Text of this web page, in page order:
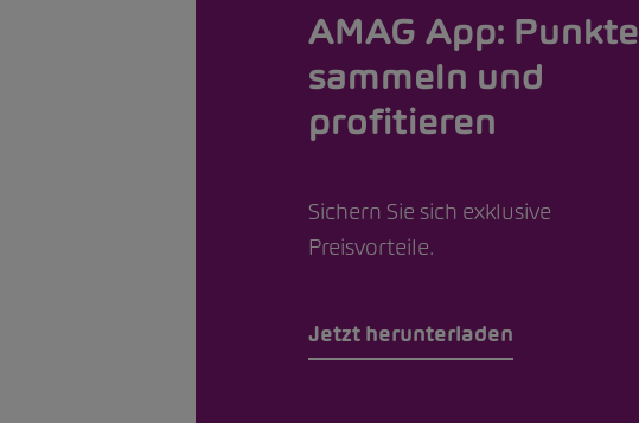
AMAG App: Punkte
sammeln und
profitieren
Sichern Sie sich exklusive
Preisvorteile.
Jetzt herunterladen